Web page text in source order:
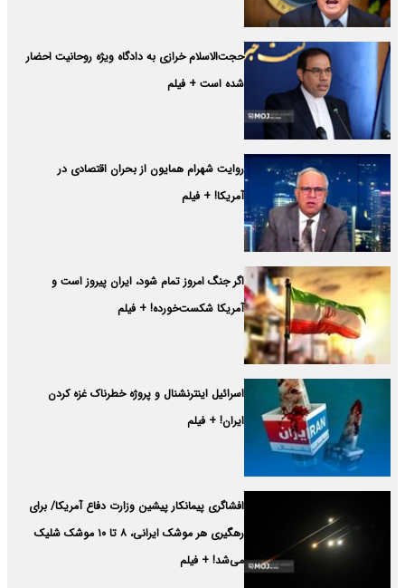
حجت‌الاسلام خرازی به دادگاه ویژه روحانیت احضار
شده است + فیلم
روایت شهرام همایون از بحران اقتصادی در
آمریکا! + فیلم
اگر جنگ امروز تمام شود، ایران پیروز است و
آمریکا شکست‌خورده! + فیلم
اسرائیل اینترنشنال و پروژه خطرناک غزه کردن
ایران! + فیلم
افشاگری پیمانکار پیشین وزارت دفاع آمریکا/ برای
رهگیری هر موشک ایرانی، ۸ تا ۱۰ موشک شلیک
می‌شد! + فیلم